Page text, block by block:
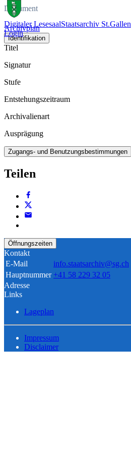
Digitaler LesesaalStaatsarchiv St.Gallen
Login
Dokument
Archivplan
Identifikation
Titel
Signatur
Stufe
Entstehungszeitraum
Archivalienart
Ausprägung
Zugangs- und Benutzungsbestimmungen
Teilen
Öffnungszeiten
Kontakt
E-Mail
info.staatsarchiv@sg.ch
Hauptnummer +41 58 229 32 05
Adresse
Links
Lageplan
Impressum
Disclaimer